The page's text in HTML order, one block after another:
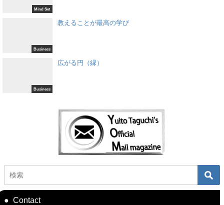
Mind Set
Business
教えることが最高の学び
Business
広がる円（縁）
Contact